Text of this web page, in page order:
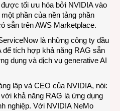
tối ưu hóa bởi NVIDIA vào
phần của nền tảng phần
sẵn trênAWS Marketplace.
là những công ty đầu
tích hợp khả năng RAG sẵn
dụng và dịch vụ generative AI
lập và CEO của NVIDIA, nói:
khả năng RAG là ứng dụng
nghiệp. Với NVIDIA NeMo